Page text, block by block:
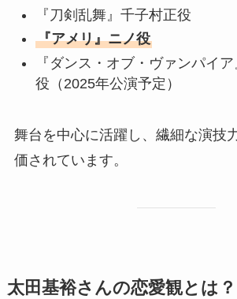
『刀剣乱舞』千子村正役
『アメリ』ニノ役
『ダンス・オブ・ヴァンパイ
役（2025年公演予定）
舞台を中心に活躍し、繊細な演技
価されています。
太田基裕さんの恋愛観とは？